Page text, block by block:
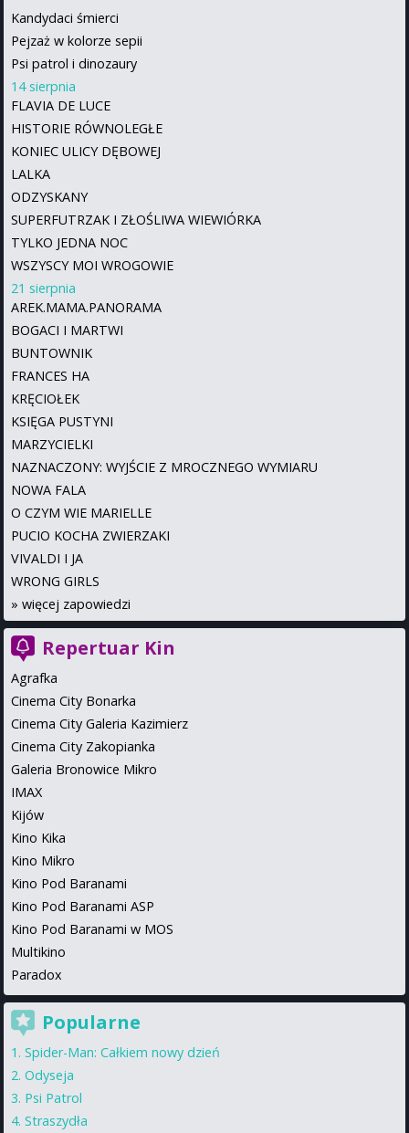
Kandydaci śmierci
Pejzaż w kolorze sepii
Psi patrol i dinozaury
14 sierpnia
FLAVIA DE LUCE
HISTORIE RÓWNOLEGŁE
KONIEC ULICY DĘBOWEJ
LALKA
ODZYSKANY
SUPERFUTRZAK I ZŁOŚLIWA WIEWIÓRKA
TYLKO JEDNA NOC
WSZYSCY MOI WROGOWIE
21 sierpnia
AREK.MAMA.PANORAMA
BOGACI I MARTWI
BUNTOWNIK
FRANCES HA
KRĘCIOŁEK
KSIĘGA PUSTYNI
MARZYCIELKI
NAZNACZONY: WYJŚCIE Z MROCZNEGO WYMIARU
NOWA FALA
O CZYM WIE MARIELLE
PUCIO KOCHA ZWIERZAKI
VIVALDI I JA
WRONG GIRLS
» więcej zapowiedzi
Repertuar Kin
Agrafka
Cinema City Bonarka
Cinema City Galeria Kazimierz
Cinema City Zakopianka
Galeria Bronowice Mikro
IMAX
Kijów
Kino Kika
Kino Mikro
Kino Pod Baranami
Kino Pod Baranami ASP
Kino Pod Baranami w MOS
Multikino
Paradox
Popularne
Spider-Man: Całkiem nowy dzień
Odyseja
Psi Patrol
Straszydła